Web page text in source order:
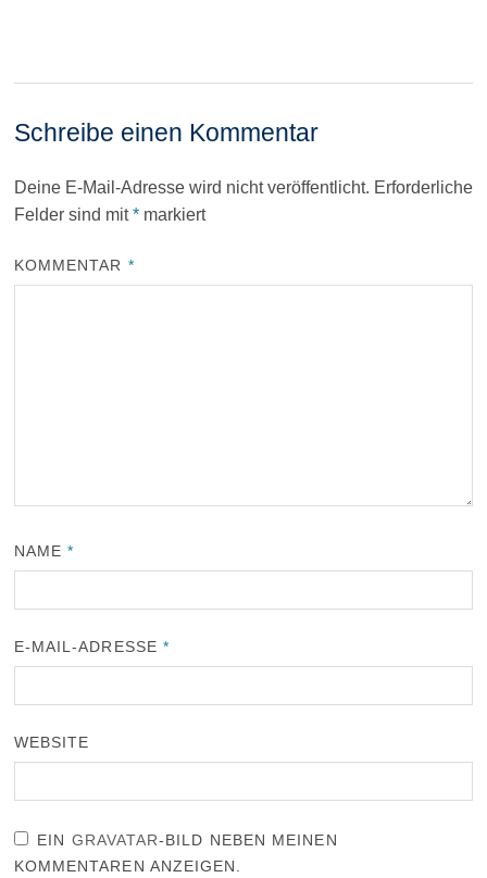
Schreibe einen Kommentar
Deine E-Mail-Adresse wird nicht veröffentlicht. Erforderliche
Felder sind mit*markiert
KOMMENTAR *
NAME*
E-MAIL-ADRESSE *
WEBSITE
EIN GRAVATAR-BILD NEBEN MEINEN
KOMMENTAREN ANZEIGEN.